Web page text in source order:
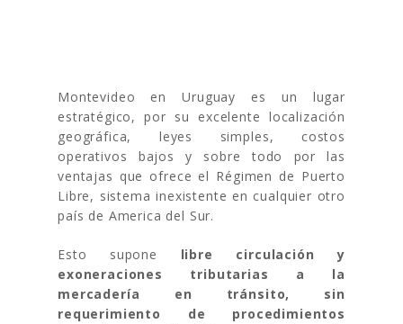
Montevideo en Uruguay es un lugar
estratégico, por su excelente localización
geográfica, leyes simples, costos
operativos bajos y sobre todo por las
ventajas que ofrece el Régimen de Puerto
Libre, sistema inexistente en cualquier otro
país de America del Sur.
Esto supone
libre circulación y
exoneraciones tributarias a la
mercadería en tránsito, sin
requerimiento de procedimientos